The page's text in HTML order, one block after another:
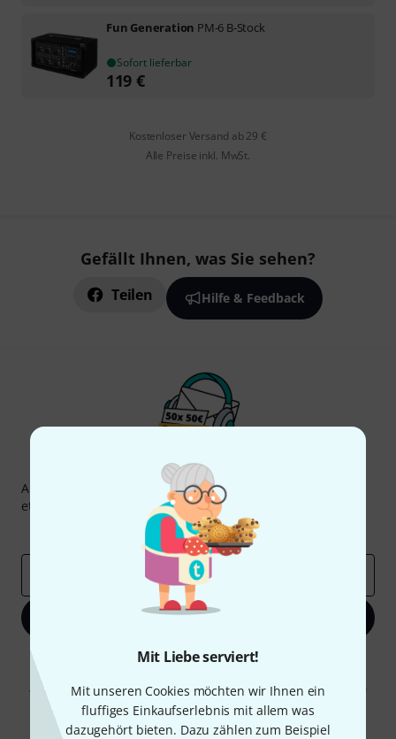
Mit Liebe serviert!
Mit unseren Cookies möchten wir Ihnen ein
fluffiges Einkaufserlebnis mit allem was
dazugehört bieten. Dazu zählen zum Beispiel
Fun Generation PM-6 B-Stock
Sofort lieferbar
119 €
Kostenloser Versand ab 29 €
Alle Preise inkl. MwSt.
Gefällt Ihnen, was Sie sehen?
Teilen Hilfe & Feedback
Thomann Newsletter
Abonniere den Thomann Newsletter und gewinne mit
etwas Glück einen von50 Gutscheinen
Inspirierende Beiträge
Deals Thomann Insights
Jetzt anmelden
Mit Klick auf „Jetzt anmelden“ stimmen Sie dem Erhalt von E-Mail-
Werbung und einer Messung des E-Mail-Nutzungsverhaltens zu. Die
Abmeldung ist jederzeit möglich. Weitere Informationen finden Sie in
unseren
Datenschutzhinweisen
* Pflichtfeld